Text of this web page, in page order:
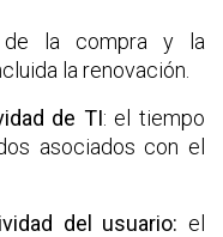
la compra y la
la renovación.
de TI: el tiempo
asociados con el
del usuario: el